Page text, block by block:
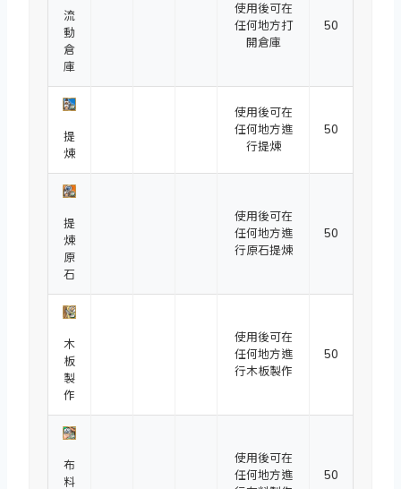
流
動
倉
庫
使用後可在
任何地方打
開倉庫
50
提
煉
使用後可在
任何地方進
行提煉
50
提
煉
原
石
使用後可在
任何地方進
行原石提煉
50
木
板
製
作
使用後可在
任何地方進
行木板製作
50
布
料
使用後可在
任何地方進
50